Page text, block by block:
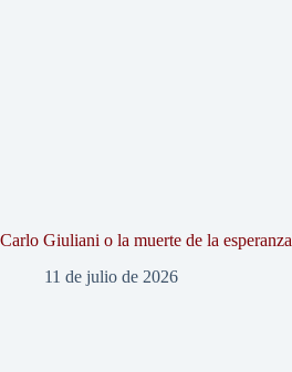
Carlo Giuliani o la muerte de la esperanza
11 de julio de 2026